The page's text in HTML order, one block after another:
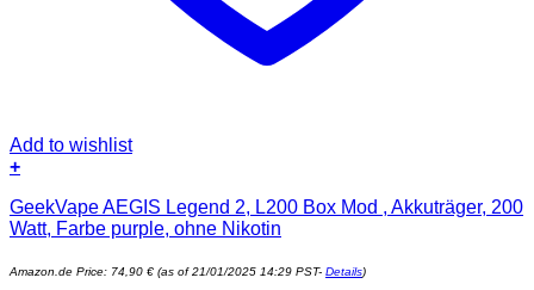
Add to wishlist
+
GeekVape AEGIS Legend 2, L200 Box Mod , Akkuträger, 200
Watt, Farbe purple, ohne Nikotin
Amazon.de Price: 74,90 € (as of 21/01/2025 14:29 PST- Details)